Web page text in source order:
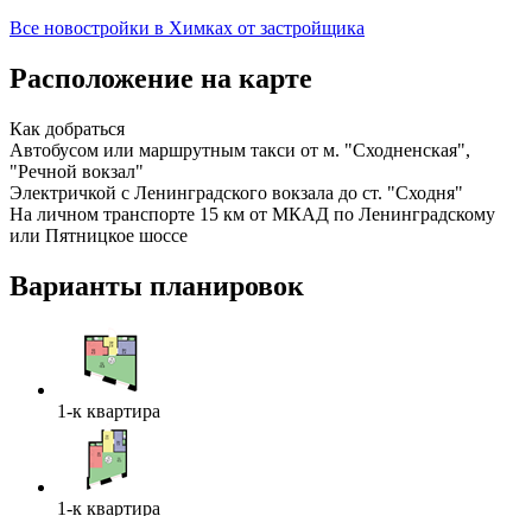
Все новостройки в Химках от застройщика
Расположение на карте
Как добраться
Автобусом или маршрутным такси от м. "Сходненская",
"Речной вокзал"
Электричкой с Ленинградского вокзала до ст. "Сходня"
На личном транспорте 15 км от МКАД по Ленинградскому
или Пятницкое шоссе
Варианты планировок
1-к квартира
1-к квартира